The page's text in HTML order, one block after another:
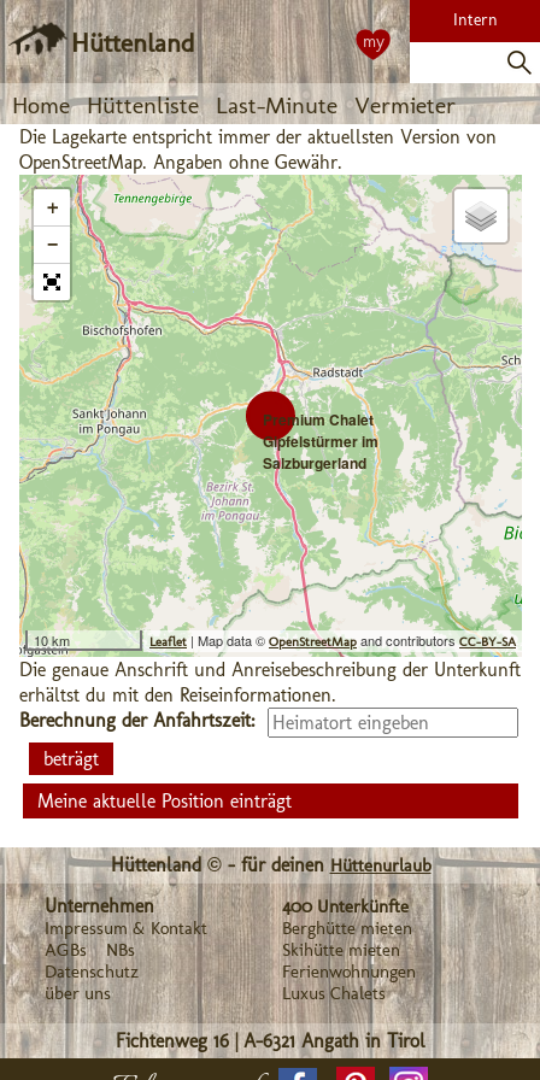
Hüttenland
Home Hüttenliste Last-Minute Vermieter
Intern
my
Die Lagekarte entspricht immer der aktuellsten Version von
OpenStreetMap. Angaben ohne Gewähr.
Premium Chalet
Gipfelstürmer im
Salzburgerland
+
−
10 km Leaflet | Map data © OpenStreetMap and contributors CC-BY-SA
Die genaue Anschrift und Anreisebeschreibung der Unterkunft
erhältst du mit den Reiseinformationen.
Berechnung der Anfahrtszeit:
Meine aktuelle Position einträgt
Hüttenland © - für deinen Hüttenurlaub
Unternehmen
Impressum & Kontakt
AGBs
NBs
Datenschutz
über uns
400 Unterkünfte
Berghütte mieten
Skihütte mieten
Ferienwohnungen
Luxus Chalets
Fichtenweg 16|A-6321 Angath in Tirol